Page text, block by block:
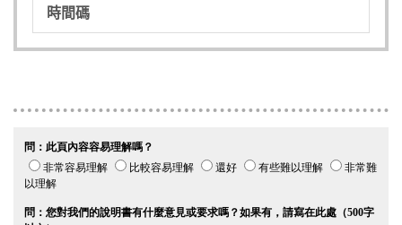
時間碼